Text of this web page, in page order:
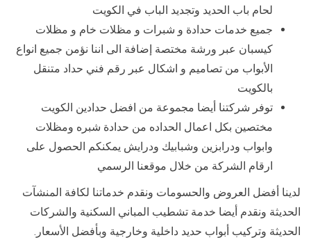
لحام باب الحديد وتجديد الباب في الكويت
جميع خدمات حدادة و شبرات و مظلات خام و مظلات
كيسبان عبر ورشة مختصة إضافة الى اننا نؤمن جميع انواع
الأبواب من تصاميم و اشكال عبر رقم فني حداد متنقل
بالكويت
توفر شركتنا أيضا مجموعة من افضل حدادين الكويت
مختصين بكل اعمال الحداده من حدادة شبره ومظلات
وابواب ودرابزين وشبابيك ودرايش يمكنكم الحصول على
ارقام الشركة من خلال موقعنا الرسمي
لدينا أفضل العروض والحسومات ونقدم خدماتنا لكافة المنشآت
الحديثة ونقدم أيضا خدمة تشطيب المباني السكنية والشركات
الحديثة وتركيب أبواب حديد داخلية وخارجية وبأفضل الأسعار.